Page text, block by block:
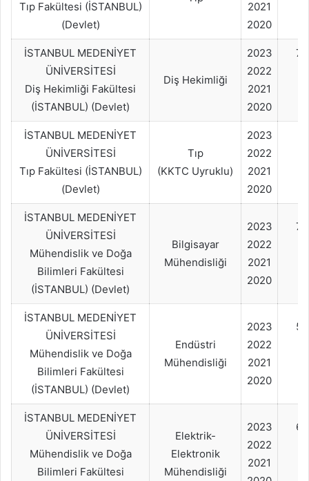
Tıp Fakültesi (İSTANBUL)
(Devlet)
2021
2020
İSTANBUL MEDENİYET
ÜNİVERSİTESİ
Diş Hekimliği Fakültesi
(İSTANBUL) (Devlet)
Diş Hekimliği
2023
2022
2021
2020
İSTANBUL MEDENİYET
ÜNİVERSİTESİ
Tıp Fakültesi (İSTANBUL)
(Devlet)
Tıp
(KKTC Uyruklu)
2023
2022
2021
2020
İSTANBUL MEDENİYET
ÜNİVERSİTESİ
Mühendislik ve Doğa
Bilimleri Fakültesi
(İSTANBUL) (Devlet)
Bilgisayar
Mühendisliği
2023
2022
2021
2020
İSTANBUL MEDENİYET
ÜNİVERSİTESİ
Mühendislik ve Doğa
Bilimleri Fakültesi
(İSTANBUL) (Devlet)
Endüstri
Mühendisliği
2023
2022
2021
2020
İSTANBUL MEDENİYET
ÜNİVERSİTESİ
Mühendislik ve Doğa
Bilimleri Fakültesi
Elektrik-
Elektronik
Mühendisliği
2023
2022
2021